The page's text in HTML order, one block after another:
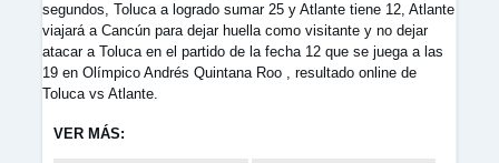
segundos, Toluca a logrado sumar 25 y Atlante tiene 12, Atlante
viajará a Cancún para dejar huella como visitante y no dejar
atacar a Toluca en el partido de la fecha 12 que se juega a las
19 en Olímpico Andrés Quintana Roo , resultado online de
Toluca vs Atlante.
VER MÁS: